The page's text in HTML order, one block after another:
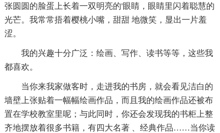
张圆圆的脸蛋上长着一双明亮的'眼睛，眼睛里闪着聪慧的
光芒。我常常捂着樱桃小嘴，甜甜 地微笑，显出一片羞
涩。
我的兴趣十分广泛：绘画、写作、读书等等，这些我
都喜欢。
当你来我家做客时，走进我的书房，就会看见洁白的
墙壁上张贴着一幅幅绘画作品，而且我的绘画作品还被布
置在学校教室里呢；与此同时，你还会发现我的书柜上整
齐地摆放着很多书籍，有四大名著 、经典作品……当你读